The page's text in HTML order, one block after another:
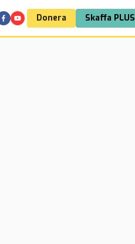
Donera Skaffa PLUS